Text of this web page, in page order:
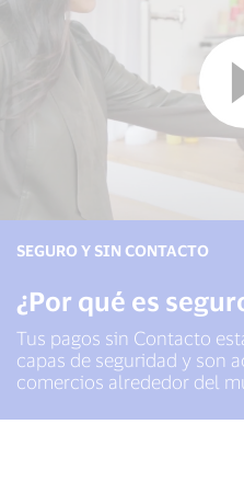
SEGURO Y SIN CONTACTO
¿Por qué es
Tus pagos sin Contacto
capas de seguridad y son
comercios alrededor del